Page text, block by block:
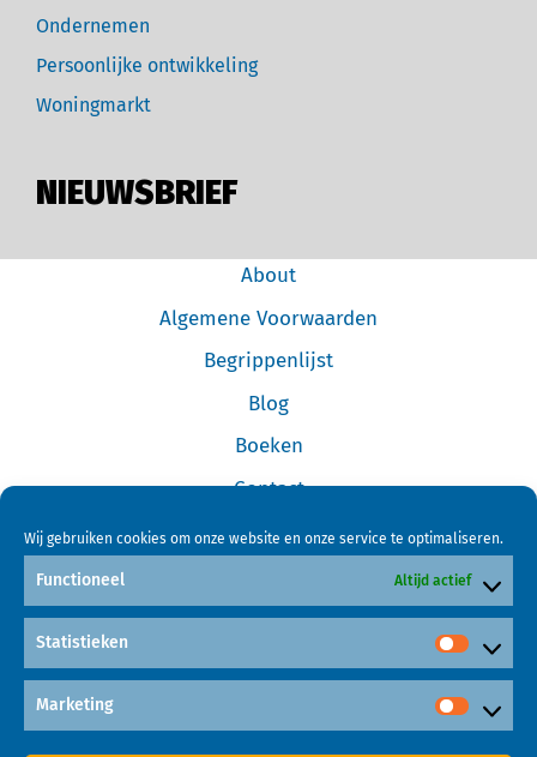
Wij gebruiken cookies om onze website en onze service te optimaliseren.
Functioneel Altijd actief
Statistieken
Marketing
Ondernemen
Persoonlijke ontwikkeling
Woningmarkt
NIEUWSBRIEF
About
Algemene Voorwaarden
Begrippenlijst
Blog
Boeken
Contact
Cookiebeleid (EU)
Forum